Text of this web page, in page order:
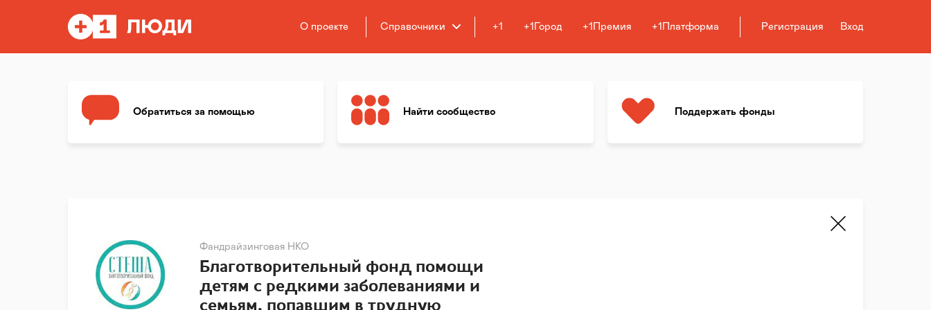
О проекте Справочники +1 +1Город +1Премия +1Платформа Регистрация Вход
Обратиться за помощью Найти сообщество Поддержать фонды
Фандрайзинговая НКО
Благотворительный фонд помощи
детям с редкими заболеваниями и
семьям, попавшим в трудную